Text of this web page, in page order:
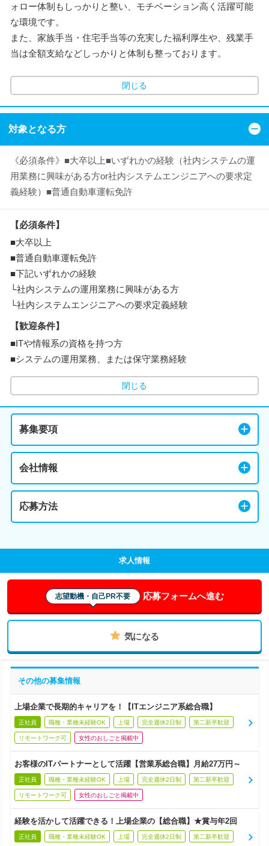
ォロー体制もしっかりと整い、モチベーション高く活躍可能
な環境です。
また、家族手当・住宅手当等の充実した福利厚生や、残業手
当は全額支給などしっかりと体制も整っております。
閉じる
対象となる方
《必須条件》■大卒以上■いずれかの経験（社内システムの運
用業務に興味がある方or社内システムエンジニアへの要求定
義経験）■普通自動車運転免許
【必須条件】
■大卒以上
■普通自動車運転免許
■下記いずれかの経験
└社内システムの運用業務に興味がある方
└社内システムエンジニアへの要求定義経験
【歓迎条件】
■ITや情報系の資格を持つ方
■システムの運用業務、または保守業務経験
閉じる
募集要項
会社情報
応募方法
求人情報
志望動機・自己PR不要 応募フォームへ進む
気になる
その他の募集情報
上場企業で長期的キャリアを！【ITエンジニア系総合職】
正社員 職種・業種未経験OK 上場 完全週休2日制 第二新卒歓迎
リモートワーク可 女性のおしごと掲載中
お客様のITパートナーとして活躍【営業系総合職】月給27万円～
正社員 職種・業種未経験OK 上場 完全週休2日制 第二新卒歓迎
リモートワーク可 女性のおしごと掲載中
経験を活かして活躍できる！上場企業の【総合職】★賞与年2回
正社員 職種・業種未経験OK 上場 完全週休2日制 第二新卒歓迎